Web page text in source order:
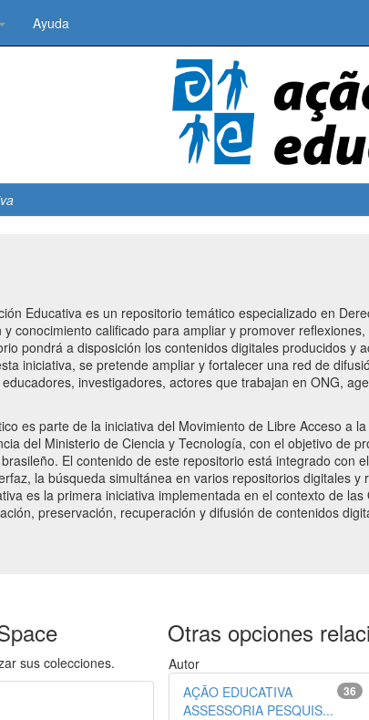
Ayuda
Educativa es un repositorio temático especializado en
conocimiento calificado para ampliar y promover
pondrá a disposición los contenidos digitales producidos
iniciativa, se pretende ampliar y fortalecer una red de
investigadores, actores que trabajan en ONG,
es parte de la iniciativa del Movimiento de Libre Acceso a
del Ministerio de Ciencia y Tecnología, con el objetivo de
El contenido de este repositorio está integrado con
la búsqueda simultánea en varios repositorios digitales
es la primera iniciativa implementada en el contexto de
preservación, recuperación y difusión de contenidos
sus colecciones.
Otras opciones
Autor
36
AÇÃO EDUCATIVA
ASSESSORIA PESQUIS...